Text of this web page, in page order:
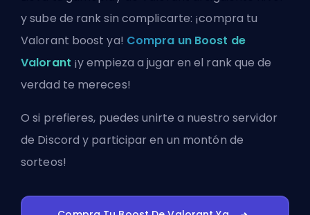
y sube de rank sin complicarte: ¡compra tu
Valorant boost ya! Compra un Boost de
Valorant ¡y empieza a jugar en el rank que de
verdad te mereces!
O si prefieres, puedesunirte a nuestro servidor
de Discord y participar en un montón de
sorteos!